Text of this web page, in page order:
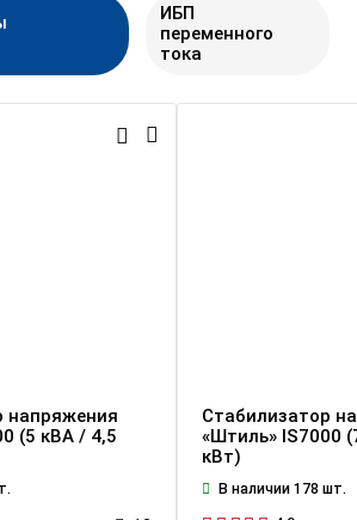
ИБП
переменного
тока
напряжения
(5 кВА / 4,5
Стабилизатор
«Штиль» IS7000
кВт)
В наличии 178 шт.